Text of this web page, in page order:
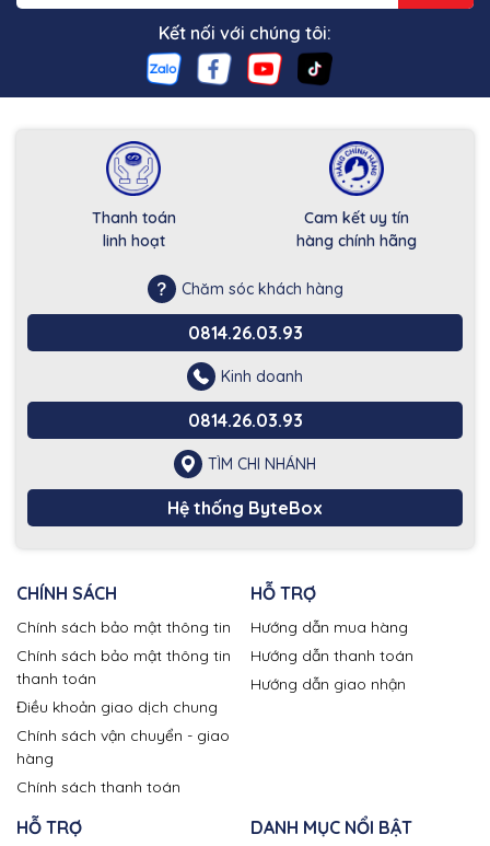
Kết nối với chúng tôi:
Thanh toán
linh hoạt
Cam kết uy tín
hàng chính hãng
Chăm sóc khách hàng
0814.26.03.93
Kinh doanh
0814.26.03.93
TÌM CHI NHÁNH
Hệ thống ByteBox
CHÍNH SÁCH
Chính sách bảo mật thông tin
Chính sách bảo mật thông tin
thanh toán
Điều khoản giao dịch chung
Chính sách vận chuyển - giao
hàng
Chính sách thanh toán
HỖ TRỢ
Hướng dẫn mua hàng
Hướng dẫn thanh toán
Hướng dẫn giao nhận
HỖ TRỢ DANH MỤC NỔI BẬT